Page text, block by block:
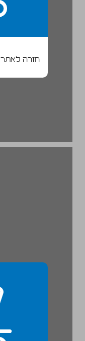
חזרה לאתר